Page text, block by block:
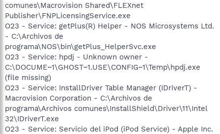
comunes\Macrovision Shared\FLEXnet
Publisher\FNPLicensingService.exe
O23 - Service: getPlus(R) Helper - NOS Microsystems Ltd.
- C:\Archivos de
programa\NOS\bin\getPlus_HelperSvc.exe
O23 - Service: hpdj - Unknown owner -
C:\DOCUME~1\GHOST~1.USE\CONFIG~1\Temp\hpdj.exe
(file missing)
O23 - Service: InstallDriver Table Manager (IDriverT) -
Macrovision Corporation - C:\Archivos de
programa\Archivos comunes\InstallShield\Driver\11\Intel
32\IDriverT.exe
O23 - Service: Servicio del iPod (iPod Service) - Apple Inc.